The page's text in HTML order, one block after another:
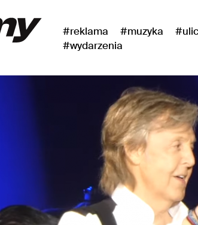
#reklama #muzyka
#wydarzenia